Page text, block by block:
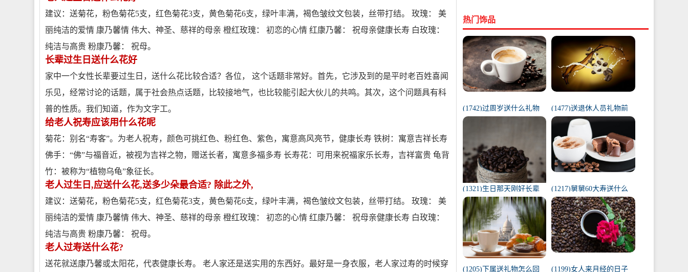
建议：送菊花，粉色菊花5支，红色菊花3支，黄色菊花6支，绿叶丰满，褐色皱纹文包装，丝带打结。 玫瑰： 美
丽纯洁的爱情 康乃馨情 伟大、神圣、慈祥的母亲 橙红玫瑰： 初恋的心情 红康乃馨： 祝母亲健康长寿 白玫瑰：
纯洁与高贵 粉康乃馨： 祝母。
长辈过生日送什么花好
家中一个女性长辈要过生日，送什么花比较合适？各位， 这个话题非常好。首先，它涉及到的是平时老百姓喜闻
乐见，经常讨论的话题，属于社会热点话题，比较接地气，也比较能引起大伙儿的共鸣。其次，这个问题具有科
普的性质。我们知道，作为文字工。
给老人祝寿应该用什么花呢
菊花：别名“寿客”。为老人祝寿，颜色可挑红色、粉红色、紫色，寓意高风亮节，健康长寿 铁树：寓意吉祥长寿
佛手：“佛”与福音近，被视为吉祥之物，赠送长者，寓意多福多寿 长寿花：可用来祝福家乐长寿，吉祥富贵 龟背
竹：被称为“植物乌龟”象征长。
老人过生日,应送什么花,送多少朵最合适? 除此之外,
建议：送菊花，粉色菊花5支，红色菊花3支，黄色菊花6支，绿叶丰满，褐色皱纹文包装，丝带打结。 玫瑰： 美
丽纯洁的爱情 康乃馨情 伟大、神圣、慈祥的母亲 橙红玫瑰： 初恋的心情 红康乃馨： 祝母亲健康长寿 白玫瑰：
纯洁与高贵 粉康乃馨： 祝母。
老人过寿送什么花?
送花就送康乃馨或太阳花，代表健康长寿。 老人家还是送实用的东西好。最好是一身衣服，老人家过寿的时候穿
热门饰品
(1742)过周岁送什么礼物
好（1岁宝宝礼物排行榜）
(1477)送退休人员礼物前
十件排名（工会退休纪念
品范围）
(1321)生日那天刚好长辈
去世（父亲在我生日去世
意味着）
(1217)舅舅60大寿送什么
礼物（舅舅60岁十大最佳
礼物排行榜）
(1205)下属送礼物怎么回
(1199)女人来月经的日子